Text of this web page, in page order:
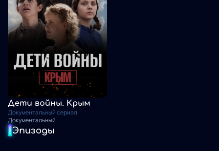
Дети войны. Крым
Документальный сериал
Документальный
Эпизоды